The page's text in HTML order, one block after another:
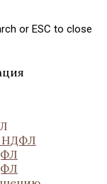
or ESC to close
НДФЛ